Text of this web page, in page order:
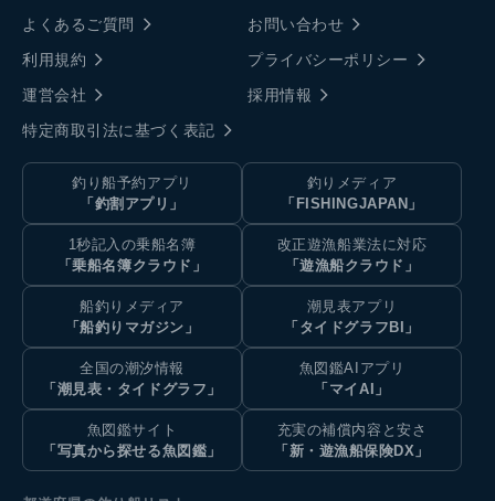
よくあるご質問
お問い合わせ
利用規約
プライバシーポリシー
運営会社
採用情報
特定商取引法に基づく表記
釣り船予約アプリ
「釣割アプリ」
釣りメディア
「FISHINGJAPAN」
1秒記入の乗船名簿
「乗船名簿クラウド」
改正遊漁船業法に対応
「遊漁船クラウド」
船釣りメディア
「船釣りマガジン」
潮見表アプリ
「タイドグラフBI」
全国の潮汐情報
「潮見表・タイドグラフ」
魚図鑑AIアプリ
「マイAI」
魚図鑑サイト
「写真から探せる魚図鑑」
充実の補償内容と安さ
「新・遊漁船保険DX」